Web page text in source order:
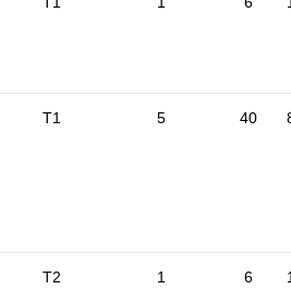
T1 5 40
T2 1 6